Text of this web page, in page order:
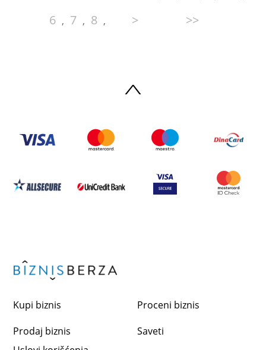
6 , 7 , 8 , > >>
Kupi biznis
Prodaj biznis
Proceni biznis
Saveti